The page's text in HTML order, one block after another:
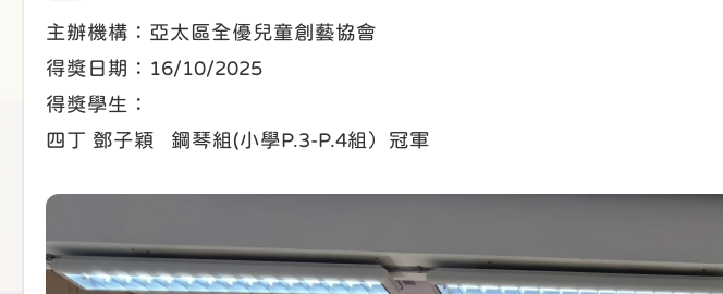
主辦機構：亞太區全優兒童創藝協會
得獎日期：16/10/2025
得獎學生：
四丁 鄧子穎 鋼琴組(小學P.3-P.4組）冠軍